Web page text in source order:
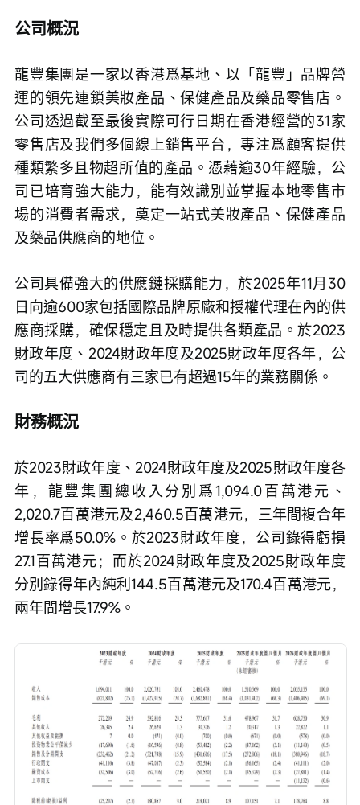
公司概況
龍豐集團是一家以香港爲基地、以「龍豐」品牌營
運的領先連鎖美妝產品、保健產品及藥品零售店。
公司透過截至最後實際可行日期在香港經營的31家
零售店及我們多個線上銷售平台，專注爲顧客提供
種類繁多且物超所值的產品。憑藉逾30年經驗，公
司已培育強大能力，能有效識別並掌握本地零售市
場的消費者需求，奠定一站式美妝產品、保健產品
及藥品供應商的地位。
公司具備強大的供應鏈採購能力，於2025年11月30
日向逾600家包括國際品牌原廠和授權代理在內的供
應商採購，確保穩定且及時提供各類產品。於2023
財政年度、2024財政年度及2025財政年度各年，公
司的五大供應商有三家已有超過15年的業務關係。
財務概況
於2023財政年度、2024財政年度及2025財政年度各
年，龍豐集團總收入分別爲1,094.0百萬港元、
2,020.7百萬港元及2,460.5百萬港元，三年間複合年
增長率爲50.0%。於2023財政年度，公司錄得虧損
27.1百萬港元；而於2024財政年度及2025財政年度
分別錄得年內純利144.5百萬港元及170.4百萬港元，
兩年間增長17.9%。